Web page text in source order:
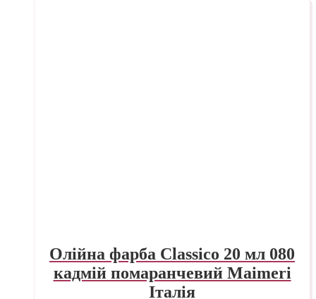
Олійна фарба Classico 20 мл 080
кадмій помаранчевий Maimeri
Італія